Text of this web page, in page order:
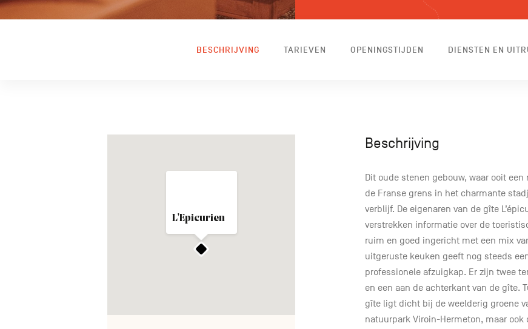
BESCHRIJVING TARIEVEN OPENINGSTIJDEN DIENSTEN EN
L'Epicurien
Beschrijving
Dit oude stenen gebouw, waar ooit
de Franse grens in het charmante
verblijf. De eigenaren van de gîte
verstrekken informatie over de
ruim en goed ingericht met een mix
uitgeruste keuken geeft nog steeds
professionele afzuigkap. Er zijn twee
en een aan de achterkant van de gîte.
gîte ligt dicht bij de weelderig groene
natuurpark Viroin-Hermeton, maar